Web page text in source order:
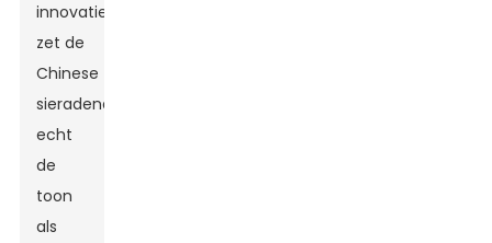
innovaties,
zet de
Chinese
sieradendoosindustrie
echt
de
toon
als